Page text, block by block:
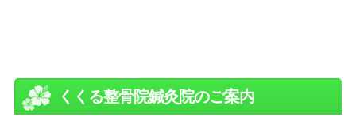
くくる整骨院鍼灸院のご案内